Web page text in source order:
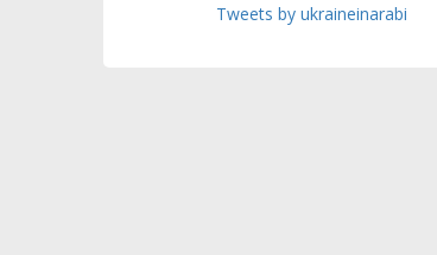
Tweets by ukraineinarabi